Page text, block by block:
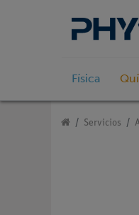
Física
Servicios